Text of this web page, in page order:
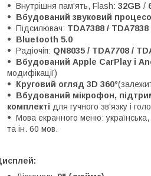
Внутрішня пам'ять, Flash: 32GB /
Вбудований звуковий
Підсилювач: TDA7388 /
Bluetooth 5.0
Радіочіп: QN8035 / TDA7708 /
Вбудований Apple CarPlay і
модифікації)
Круговий огляд 3D 360°
Вбудований мікрофон,
комплекті для гучного зв'язку і
Мова екранного меню: українська,
та ін. 60 мов.